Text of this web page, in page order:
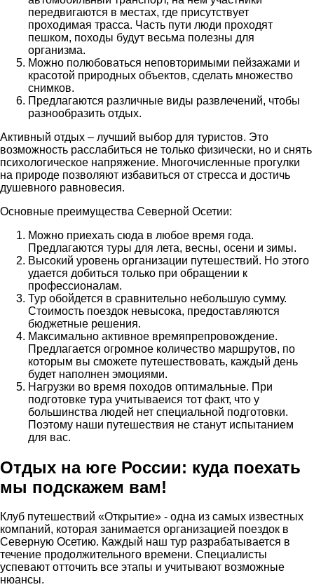
передвигаются в местах, где присутствует
проходимая трасса. Часть пути люди проходят
пешком, походы будут весьма полезны для
организма.
Можно полюбоваться неповторимыми пейзажами и
красотой природных объектов, сделать множество
снимков.
Предлагаются различные виды развлечений, чтобы
разнообразить отдых.
Активный отдых – лучший выбор для туристов. Это
возможность расслабиться не только физически, но и снять
психологическое напряжение. Многочисленные прогулки
на природе позволяют избавиться от стресса и достичь
душевного равновесия.
Основные преимущества Северной Осетии:
Можно приехать сюда в любое время года.
Предлагаются туры для лета, весны, осени и зимы.
Высокий уровень организации путешествий. Но этого
удается добиться только при обращении к
профессионалам.
Тур обойдется в сравнительно небольшую сумму.
Стоимость поездок невысока, предоставляются
бюджетные решения.
Максимально активное времяпрепровождение.
Предлагается огромное количество маршрутов, по
которым вы сможете путешествовать, каждый день
будет наполнен эмоциями.
Нагрузки во время походов оптимальные. При
подготовке тура учитываеися тот факт, что у
большинства людей нет специальной подготовки.
Поэтому наши путешествия не станут испытанием
для вас.
Отдых на юге России: куда поехать
мы подскажем вам!
Клуб путешествий «Открытие» - одна из самых известных
компаний, которая занимается организацией поездок в
Северную Осетию. Каждый наш тур разрабатывается в
течение продолжительного времени. Специалисты
успевают отточить все этапы и учитывают возможные
нюансы.